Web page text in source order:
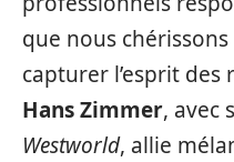
que nous
capturer l’esprit des
Hans Zimmer, avec
Westworld, allie